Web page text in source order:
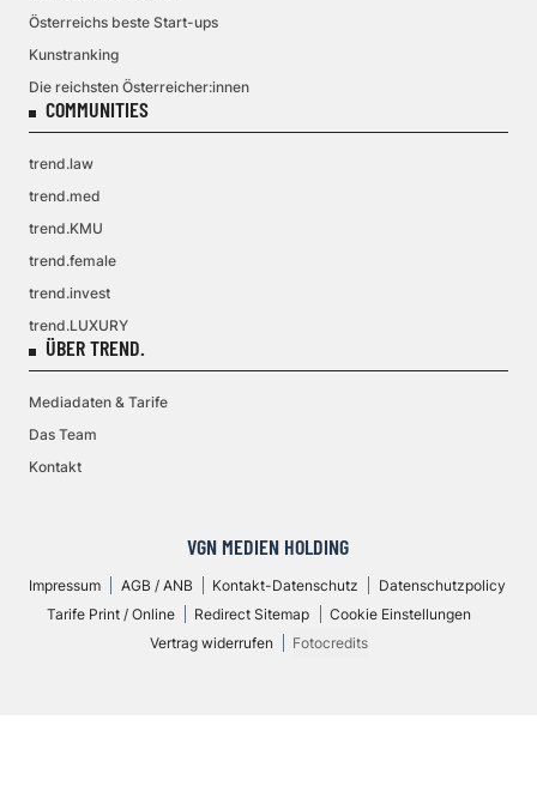
Österreichs beste Start-ups
Kunstranking
Die reichsten Österreicher:innen
COMMUNITIES
trend.law
trend.med
trend.KMU
trend.female
trend.invest
trend.LUXURY
ÜBER TREND.
Mediadaten & Tarife
Das Team
Kontakt
VGN MEDIEN HOLDING
Impressum AGB / ANB Kontakt-Datenschutz
Datenschutzpolicy
Tarife Print / Online
Redirect Sitemap
Cookie Einstellungen
Vertrag widerrufen
Fotocredits